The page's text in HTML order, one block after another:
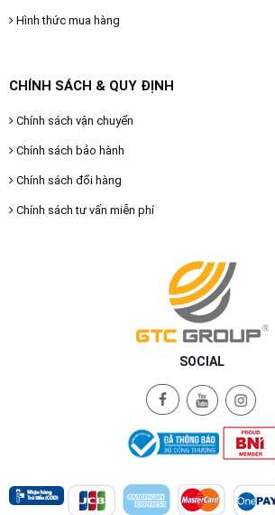
Hình thức mua hàng
CHÍNH SÁCH & QUY ĐỊNH
Chính sách vận chuyển
Chính sách bảo hành
Chính sách đổi hàng
Chính sách tư vấn miễn phí
SOCIAL